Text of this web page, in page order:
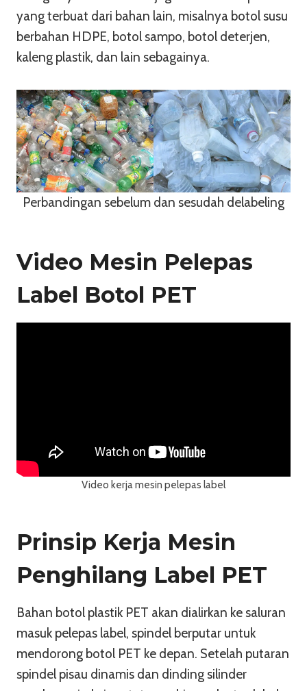
yang terbuat dari bahan lain, misalnya botol susu
berbahan HDPE, botol sampo, botol deterjen,
kaleng plastik, dan lain sebagainya.
Perbandingan sebelum dan sesudah delabeling
Video Mesin Pelepas
Label Botol PET
Video kerja mesin pelepas label
Prinsip Kerja Mesin
Penghilang Label PET
Bahan botol plastik PET akan dialirkan ke saluran
masuk pelepas label, spindel berputar untuk
mendorong botol PET ke depan. Setelah putaran
spindel pisau dinamis dan dinding silinder